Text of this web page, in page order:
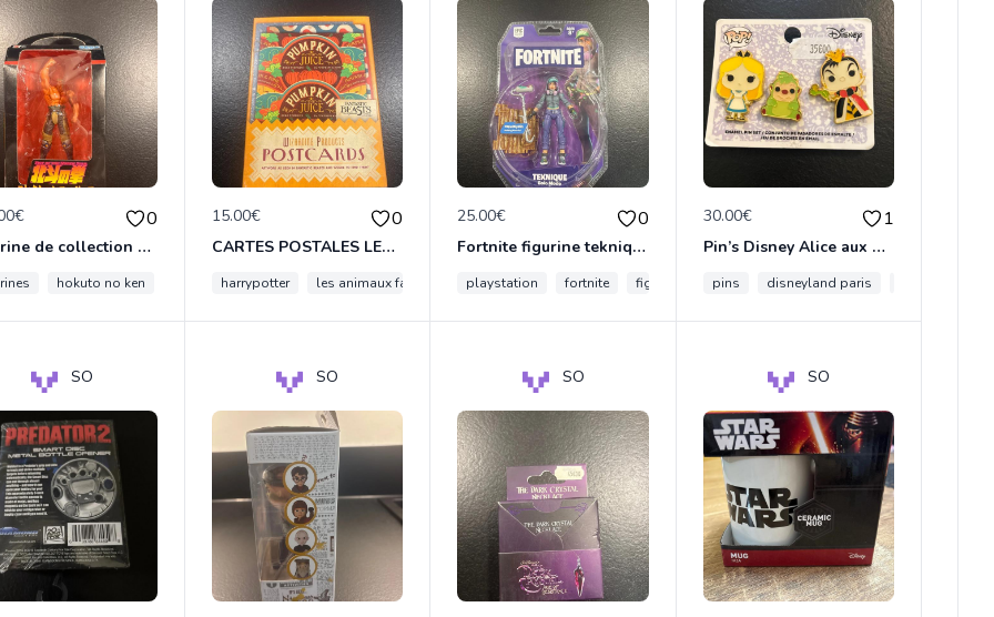
0
Figurine de collection Kenshiro – héros emblématique du manga/anime Hokuto no Ken (Fist of the North Star).
hokuto no ken sega hokuto
15.00€ 0
CARTES POSTALES LES ANIMAUX FANTASTIQUES
harrypotter les animaux fantastiques animauxfantastique carte postal
25.00€ 0
Fortnite figurine teknique
playstation fortnite figurine
30.00€ 1
Pin’s Disney Alice aux pays des merveilles
pins disneyland paris
SO SO SO SO